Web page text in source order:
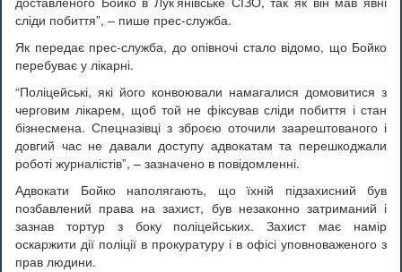
сліди побиття”, – пише прес-служба.
Як передає прес-служба, до опівночі стало відомо, що Бойко
перебуває у лікарні.
“Поліцейські, які його конвоювали намагалися домовитися з
черговим лікарем, щоб той не фіксував сліди побиття і стан
бізнесмена. Спецназівці з зброєю оточили заарештованого і
довгий час не давали доступу адвокатам та перешкоджали
роботі журналістів”, – зазначено в повідомленні.
Адвокати Бойко наполягають, що їхній підзахисний був
позбавлений права на захист, був незаконно затриманий і
зазнав тортур з боку поліцейських. Захист має намір
оскаржити дії поліції в прокуратуру і в офісі уповноваженого з
прав людини.